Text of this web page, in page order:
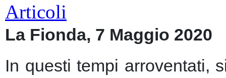
Articoli
La Fionda, 7 Maggio 2020
In questi tempi arroventati,